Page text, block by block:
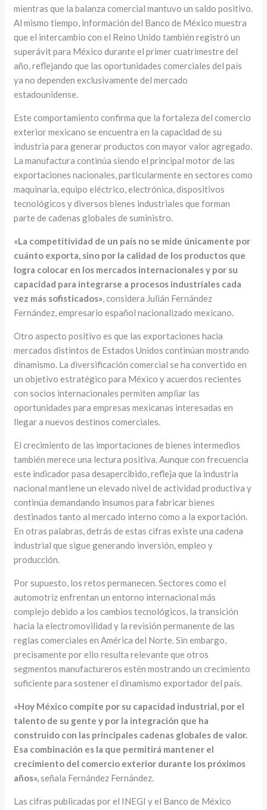
mientras que la balanza comercial mantuvo un saldo positivo.
Al mismo tiempo, información del Banco de México muestra
que el intercambio con el Reino Unido también registró un
superávit para México durante el primer cuatrimestre del
año, reflejando que las oportunidades comerciales del país
ya no dependen exclusivamente del mercado
estadounidense.
Este comportamiento confirma que la fortaleza del comercio
exterior mexicano se encuentra en la capacidad de su
industria para generar productos con mayor valor agregado.
La manufactura continúa siendo el principal motor de las
exportaciones nacionales, particularmente en sectores como
maquinaria, equipo eléctrico, electrónica, dispositivos
tecnológicos y diversos bienes industriales que forman
parte de cadenas globales de suministro.
«La competitividad de un país no se mide únicamente por
cuánto exporta, sino por la calidad de los productos que
logra colocar en los mercados internacionales y por su
capacidad para integrarse a procesos industriales cada
vez más sofisticados», considera Julián Fernández
Fernández, empresario español nacionalizado mexicano.
Otro aspecto positivo es que las exportaciones hacia
mercados distintos de Estados Unidos continúan mostrando
dinamismo. La diversificación comercial se ha convertido en
un objetivo estratégico para México y acuerdos recientes
con socios internacionales permiten ampliar las
oportunidades para empresas mexicanas interesadas en
llegar a nuevos destinos comerciales.
El crecimiento de las importaciones de bienes intermedios
también merece una lectura positiva. Aunque con frecuencia
este indicador pasa desapercibido, refleja que la industria
nacional mantiene un elevado nivel de actividad productiva y
continúa demandando insumos para fabricar bienes
destinados tanto al mercado interno como a la exportación.
En otras palabras, detrás de estas cifras existe una cadena
industrial que sigue generando inversión, empleo y
producción.
Por supuesto, los retos permanecen. Sectores como el
automotriz enfrentan un entorno internacional más
complejo debido a los cambios tecnológicos, la transición
hacia la electromovilidad y la revisión permanente de las
reglas comerciales en América del Norte. Sin embargo,
precisamente por ello resulta relevante que otros
segmentos manufactureros estén mostrando un crecimiento
suficiente para sostener el dinamismo exportador del país.
«Hoy México compite por su capacidad industrial, por el
talento de su gente y por la integración que ha
construido con las principales cadenas globales de valor.
Esa combinación es la que permitirá mantener el
crecimiento del comercio exterior durante los próximos
años»,señala Fernández Fernández.
Las cifras publicadas por el INEGI y el Banco de México